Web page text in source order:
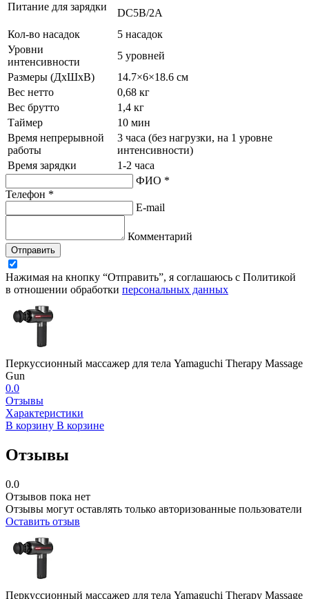
Питание для зарядки
DC5B/2A
Кол-во насадок
5 насадок
Уровни
интенсивности
5 уровней
Размеры (ДхШхВ)
14.7×6×18.6 см
Вес нетто
0,68 кг
Вес брутто
1,4 кг
Таймер
10 мин
Время непрерывной
работы
3 часа (без нагрузки, на 1 уровне
интенсивности)
Время зарядки
1-2 часа
ФИО *
Телефон *
E-mail
Комментарий
Отправить
Нажимая на кнопку “Отправить”, я соглашаюсь с Политикой
в отношении обработки персональных данных
Перкуссионный массажер для тела Yamaguchi Therapy Massage
Gun
0.0
Отзывы
Характеристики
В корзину В корзине
Отзывы
0.0
Отзывов пока нет
Отзывы могут оставлять только авторизованные пользователи
Оставить отзыв
Перкуссионный массажер для тела Yamaguchi Therapy Massage